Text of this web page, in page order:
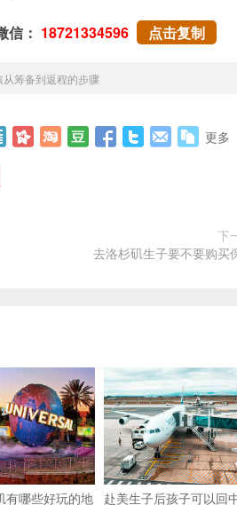
信： 18721334596 点击复制
筹备到返程的步骤
更多
下
去洛杉矶生子要不要购买
有哪些好玩的地 赴美生子后孩子可以回